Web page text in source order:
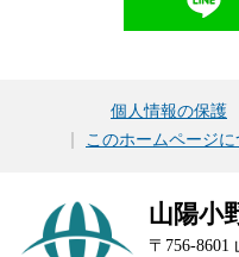
個人情報の保護
このホームページに
山陽小
〒756-8601